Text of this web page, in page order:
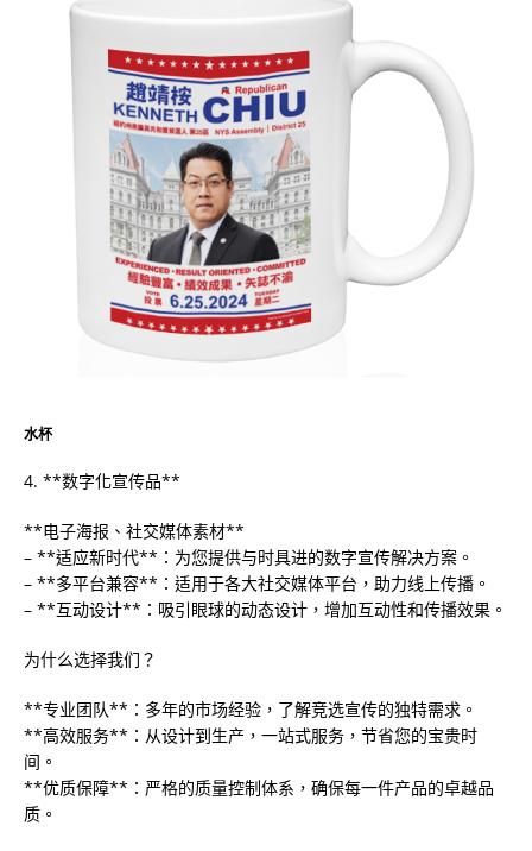
水杯
4. **数字化宣传品**
**电子海报、社交媒体素材**
– **适应新时代**：为您提供与时具进的数字宣传解决方案。
– **多平台兼容**：适用于各大社交媒体平台，助力线上传播。
– **互动设计**：吸引眼球的动态设计，增加互动性和传播效果。
为什么选择我们？
**专业团队**：多年的市场经验，了解竞选宣传的独特需求。
**高效服务**：从设计到生产，一站式服务，节省您的宝贵时
间。
**优质保障**：严格的质量控制体系，确保每一件产品的卓越品
质。